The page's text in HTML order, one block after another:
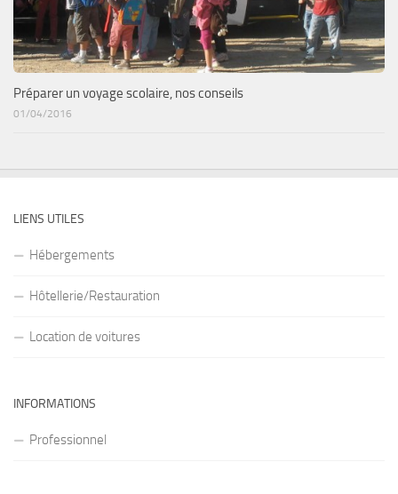
Préparer un voyage scolaire, nos conseils
01/04/2016
LIENS UTILES
Hébergements
Hôtellerie/Restauration
Location de voitures
INFORMATIONS
Professionnel